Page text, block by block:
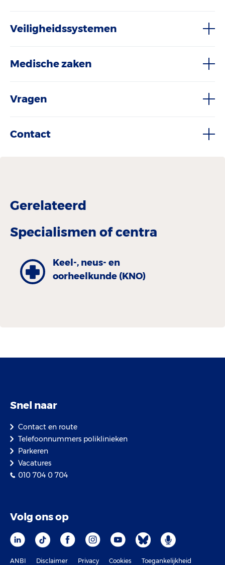
Veiligheidssystemen
Medische zaken
Vragen
Contact
Gerelateerd
Specialismen of centra
Keel-, neus- en
oorheelkunde (KNO)
Snel naar
Contact en route
Telefoonnummers poliklinieken
Parkeren
Vacatures
010 704 0 704
Volg ons op
ANBI Disclaimer Privacy Cookies Toegankelijkheid